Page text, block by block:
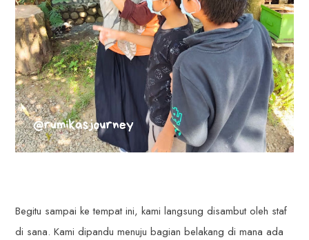
Begitu sampai ke tempat ini, kami langsung disambut oleh staf
di sana. Kami dipandu menuju bagian belakang di mana ada